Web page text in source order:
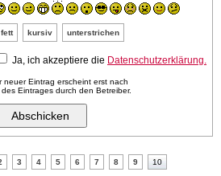
fett kursiv unterstrichen
Ja, ich akzeptiere die Datenschutzerklärung.
neuer Eintrag erscheint erst nach
Eintrages durch den Betreiber.
3 4 5 6 7 8 9 10